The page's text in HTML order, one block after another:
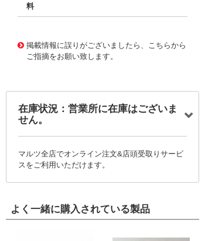
料
掲載情報に誤りがございましたら、こちらから
ご指摘をお願い致します。
在庫状況：営業所に在庫はございま
せん。
マルツ全店でオンライン注文&店頭受取りサービ
スをご利用いただけます。
よく一緒に購入されている製品